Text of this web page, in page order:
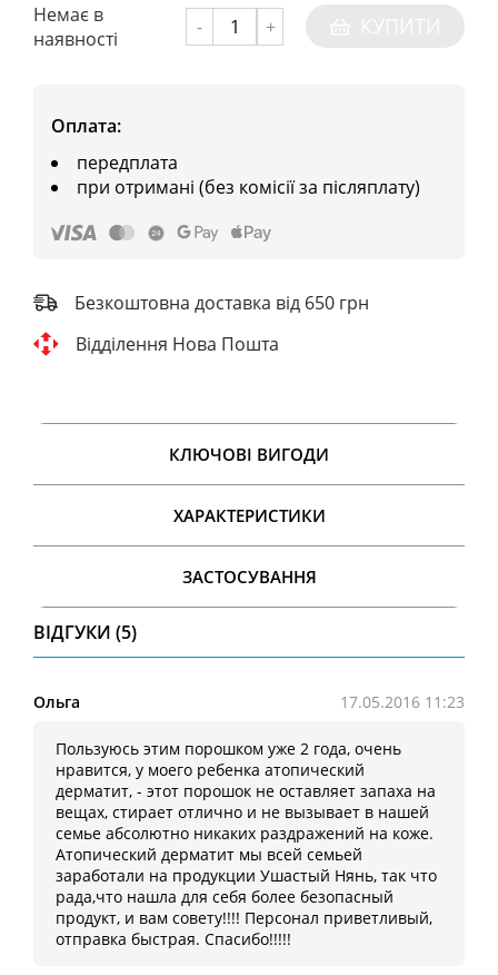
Немає в
наявності
- +
Оплата:
передплата
при отримані (без комісії за післяплату)
Безкоштовна доставка від 650 грн
Відділення Нова Пошта
КЛЮЧОВІ ВИГОДИ
ХАРАКТЕРИСТИКИ
ЗАСТОСУВАННЯ
ВІДГУКИ (5)
Ольга 17.05.2016 11:23
Пользуюсь этим порошком уже 2 года, очень
нравится, у моего ребенка атопический
дерматит, - этот порошок не оставляет запаха на
вещах, стирает отлично и не вызывает в нашей
семье абсолютно никаких раздражений на коже.
Атопический дерматит мы всей семьей
заработали на продукции Ушастый Нянь, так что
рада,что нашла для себя более безопасный
продукт, и вам совету!!!! Персонал приветливый,
отправка быстрая. Спасибо!!!!!